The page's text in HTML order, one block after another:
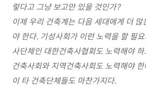
렇다고 그냥 보고만 있을 것인가?
이제 우리 건축계는 다음 세대에게 더
야 한다. 기성사회가 이런 노력을 할 필
사단체인 대한건축사협회도 노력해야
건축사회와 지역건축사회도 노력해야
이 타 건축단체들도 마찬가지다.